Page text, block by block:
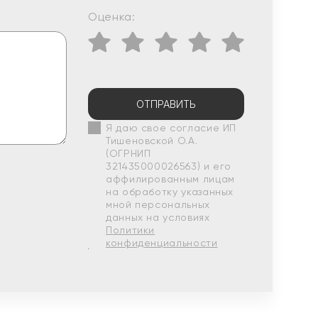
Оценка:
ОТПРАВИТЬ
Я даю свое согласие ИП
Тишеновской О.А.
(ОГРНИП
321435000026563) и его
аффилированным лицам
на обработку указанных
мной персональных
данных на условиях
Политики
конфиденциальности